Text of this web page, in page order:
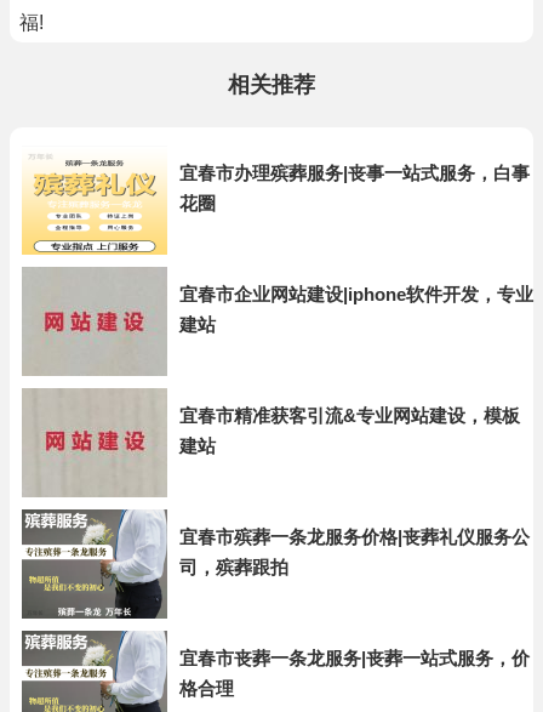
福!
相关推荐
宜春市办理殡葬服务|丧事一站式服务，白事
花圈
宜春市企业网站建设|iphone软件开发，专业
建站
宜春市精准获客引流&专业网站建设，模板
建站
宜春市殡葬一条龙服务价格|丧葬礼仪服务公
司，殡葬跟拍
宜春市丧葬一条龙服务|丧葬一站式服务，价
格合理